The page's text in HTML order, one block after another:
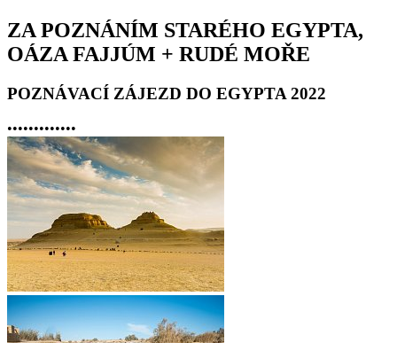
ZA POZNÁNÍM STARÉHO EGYPTA,
OÁZA FAJJÚM + RUDÉ MOŘE
POZNÁVACÍ ZÁJEZD DO EGYPTA 2022
•••••••••••••